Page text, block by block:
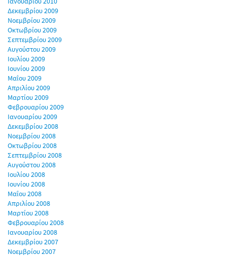
Δεκεμβρίου 2009
Νοεμβρίου 2009
Οκτωβρίου 2009
Σεπτεμβρίου 2009
Αυγούστου 2009
Ιουλίου 2009
Ιουνίου 2009
Μαΐου 2009
Απριλίου 2009
Μαρτίου 2009
Φεβρουαρίου 2009
Ιανουαρίου 2009
Δεκεμβρίου 2008
Νοεμβρίου 2008
Οκτωβρίου 2008
Σεπτεμβρίου 2008
Αυγούστου 2008
Ιουλίου 2008
Ιουνίου 2008
Μαΐου 2008
Απριλίου 2008
Μαρτίου 2008
Φεβρουαρίου 2008
Ιανουαρίου 2008
Δεκεμβρίου 2007
Νοεμβρίου 2007